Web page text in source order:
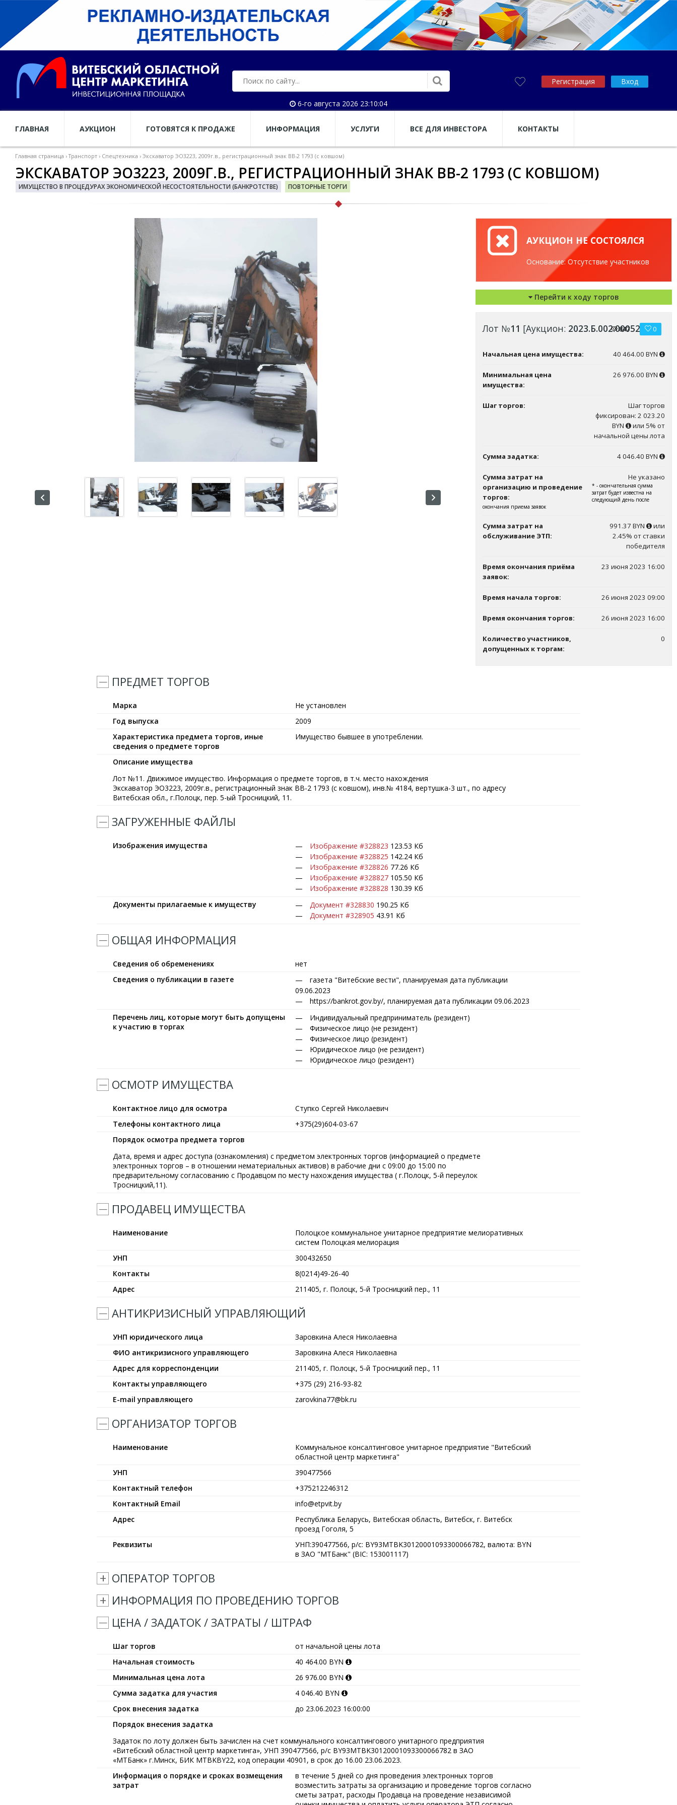
Регистрация Вход
6-го августа 2026 23:10:05
ГЛАВНАЯ АУКЦИОН ГОТОВЯТСЯ К ПРОДАЖЕ ИНФОРМАЦИЯ УСЛУГИ ВСЕ ДЛЯ ИНВЕСТОРА КОНТАКТЫ
Главная страница › Транспорт › Спецтехника › Экскаватор ЭО3223, 2009г.в., регистрационный знак ВВ-2 1793 (с ковшом)
ЭКСКАВАТОР ЭО3223, 2009Г.В., РЕГИСТРАЦИОННЫЙ ЗНАК ВВ-2 1793 (С КОВШОМ)
ИМУЩЕСТВО В ПРОЦЕДУРАХ ЭКОНОМИЧЕСКОЙ НЕСОСТОЯТЕЛЬНОСТИ (БАНКРОТСТВЕ) ПОВТОРНЫЕ ТОРГИ
АУКЦИОН НЕ СОСТОЯЛСЯ
Основание: Отсутствие участников
Перейти к ходу торгов
Лот №11 [Аукцион: 2023.Б.002.00052
847 0
Начальная цена имущества: 40 464.00 BYN
Минимальная цена
имущества:
26 976.00 BYN
Шаг торгов:
Шаг торгов
фиксирован: 2 023.20
BYN
или 5% от
начальной цены лота
Сумма задатка: 4 046.40 BYN
Сумма затрат на
организацию и проведение
торгов:
Не указано
* - окончательная сумма
затрат будет известна на
следующий день после
окончания приема заявок
Сумма затрат на
обслуживание ЭТП:
991.37 BYN
или
2.45% от ставки
победителя
Время окончания приёма
заявок:
23 июня 2023 16:00
Время начала торгов: 26 июня 2023 09:00
Время окончания торгов: 26 июня 2023 16:00
Количество участников,
допущенных к торгам:
0
ПРЕДМЕТ ТОРГОВ
Марка
Не установлен
Год выпуска
2009
Характеристика предмета торгов, иные
сведения о предмете торгов
Имущество бывшее в употреблении.
Описание имущества
Лот №11. Движимое имущество. Информация о предмете торгов, в т.ч. место нахождения
Экскаватор ЭО3223, 2009г.в., регистрационный знак ВВ-2 1793 (с ковшом), инв.№ 4184, вертушка-3 шт., по адресу
Витебская обл., г.Полоцк, пер. 5-ый Тросницкий, 11.
ЗАГРУЖЕННЫЕ ФАЙЛЫ
Изображения имущества Изображение #328823 123.53 Кб
Изображение #328825 142.24 Кб
Изображение #328826 77.26 Кб
Изображение #328827 105.50 Кб
Изображение #328828 130.39 Кб
Документы прилагаемые к имуществу
Документ #328830 190.25 Кб
Документ #328905 43.91 Кб
ОБЩАЯ ИНФОРМАЦИЯ
Сведения об обременениях
нет
Сведения о публикации в газете
газета "Витебские вести", планируемая дата публикации
09.06.2023
https://bankrot.gov.by/, планируемая дата публикации 09.06.2023
Перечень лиц, которые могут быть допущены
к участию в торгах
Индивидуальный предприниматель (резидент)
Физическое лицо (не резидент)
Физическое лицо (резидент)
Юридическое лицо (не резидент)
Юридическое лицо (резидент)
ОСМОТР ИМУЩЕСТВА
Контактное лицо для осмотра
Ступко Сергей Николаевич
Телефоны контактного лица
+375(29)604-03-67
Порядок осмотра предмета торгов
Дата, время и адрес доступа (ознакомления) с предметом электронных торгов (информацией о предмете
электронных торгов – в отношении нематериальных активов) в рабочие дни с 09:00 до 15:00 по
предварительному согласованию с Продавцом по месту нахождения имущества ( г.Полоцк, 5-й переулок
Тросницкий,11).
ПРОДАВЕЦ ИМУЩЕСТВА
Наименование
Полоцкое коммунальное унитарное предприятие мелиоративных
систем Полоцкая мелиорация
УНП
300432650
Контакты
8(0214)49-26-40
Адрес
211405, г. Полоцк, 5-й Тросницкий пер., 11
АНТИКРИЗИСНЫЙ УПРАВЛЯЮЩИЙ
УНП юридического лица
Заровкина Алеся Николаевна
ФИО антикризисного управляющего
Заровкина Алеся Николаевна
Адрес для корреспонденции
211405, г. Полоцк, 5-й Тросницкий пер., 11
Контакты управляющего
+375 (29) 216-93-82
E-mail управляющего
zarovkina77@bk.ru
ОРГАНИЗАТОР ТОРГОВ
Наименование
Коммунальное консалтинговое унитарное предприятие "Витебский
областной центр маркетинга"
УНП
390477566
Контактный телефон
+375212246312
Контактный Email
info@etpvit.by
Адрес
Республика Беларусь, Витебская область, Витебск, г. Витебск
проезд Гоголя, 5
Реквизиты
УНП:390477566, р/с: BY93MTBK30120001093300066782, валюта: BYN
в ЗАО "МТБанк" (BIC: 153001117)
ОПЕРАТОР ТОРГОВ
ИНФОРМАЦИЯ ПО ПРОВЕДЕНИЮ ТОРГОВ
ЦЕНА / ЗАДАТОК / ЗАТРАТЫ / ШТРАФ
Шаг торгов
от начальной цены лота
Начальная стоимость
40 464.00 BYN
Минимальная цена лота
26 976.00 BYN
Сумма задатка для участия
4 046.40 BYN
Срок внесения задатка
до 23.06.2023 16:00:00
Порядок внесения задатка
Задаток по лоту должен быть зачислен на счет коммунального консалтингового унитарного предприятия
«Витебский областной центр маркетинга», УНП 390477566, р/с BY93MTBK30120001093300066782 в ЗАО
«МТБанк» г.Минск, БИК MTBKBY22, код операции 40901, в срок до 16.00 23.06.2023.
Информация о порядке и сроках возмещения
затрат
в течение 5 дней со дня проведения электронных торгов
возместить затраты за организацию и проведение торгов согласно
сметы затрат, расходы Продавца на проведение независимой